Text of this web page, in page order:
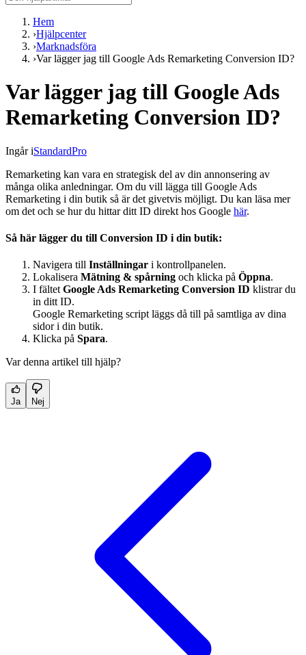
Hem
›Hjälpcenter
›Marknadsföra
›Var lägger jag till Google Ads Remarketing Conversion ID?
Var lägger jag till Google Ads
Remarketing Conversion ID?
Ingår iStandardPro
Remarketing kan vara en strategisk del av din annonsering av
många olika anledningar. Om du vill lägga till Google Ads
Remarketing i din butik så är det givetvis möjligt. Du kan läsa mer
om det och se hur du hittar ditt ID direkt hos Google här.
Så här lägger du till Conversion ID i din butik:
Navigera till Inställningar i kontrollpanelen.
Lokalisera Mätning & spårning och klicka på Öppna.
I fältetGoogle Ads Remarketing Conversion ID klistrar du
in ditt ID.
Google Remarketing script läggs då till på samtliga av dina
sidor i din butik.
Klicka på Spara.
Var denna artikel till hjälp?
Ja Nej